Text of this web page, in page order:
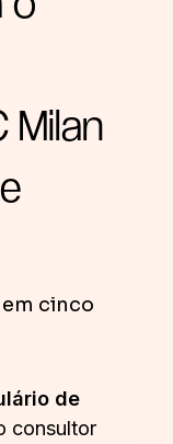
Milan
cinco
de
consultor